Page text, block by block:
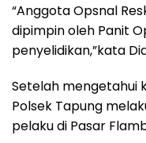
“Anggota Opsnal
dipimpin oleh Panit
penyelidikan,”kata
Setelah mengetahui
Polsek Tapung
pelaku di Pasar